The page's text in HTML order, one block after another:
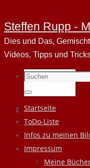
Steffen Rupp -
Dies und Das,
Videos, Tipps und
Suchen
nach:
Suchen
Zum
Inhalt
springen
Startseite
ToDo-Liste
Infos zu meinen
Impressum
Meine